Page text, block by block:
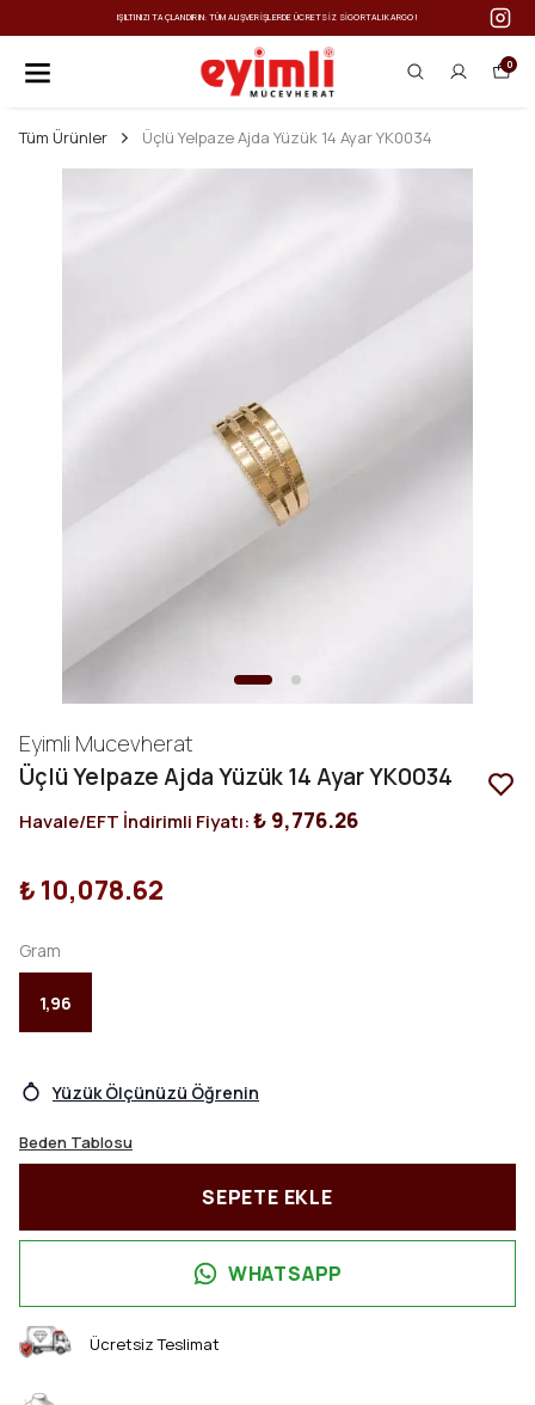
IŞILTINIZI TAÇLANDIRIN: TÜM ALIŞVERIŞLERDE ÜCRETSIZ SIGORTALI KARGO!
0
Tüm Ürünler Üçlü Yelpaze Ajda Yüzük 14 Ayar YK0034
Eyimli Mucevherat
Üçlü Yelpaze Ajda Yüzük 14 Ayar YK0034
Havale/EFT İndirimli Fiyatı:₺ 9,776.26
₺ 10,078.62
Gram
1,96
Yüzük Ölçünüzü Öğrenin
Beden Tablosu
SEPETE EKLE
WHATSAPP
Ücretsiz Teslimat